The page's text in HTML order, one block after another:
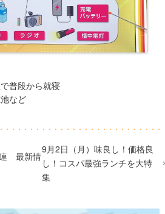
普段から就寝
など
連 最新情
9月2日（月）味良し！価格良
し！コスパ最強ランチを大特
集